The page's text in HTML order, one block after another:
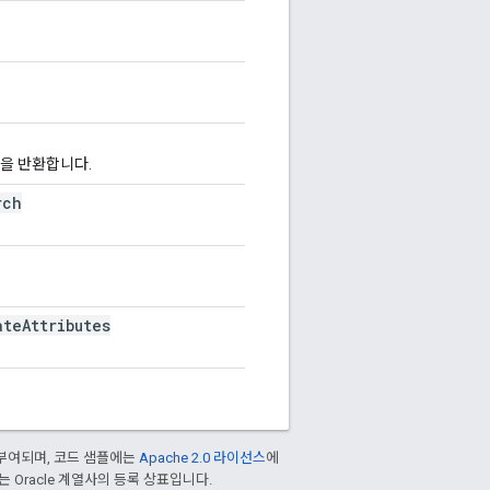
반환합니다.
Attributes
여되며, 코드 샘플에는 Apache 2.0 라이선스에
Oracle 계열사의 등록 상표입니다.